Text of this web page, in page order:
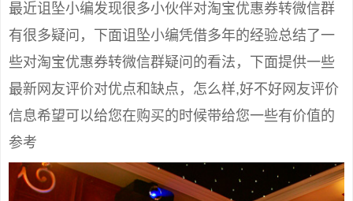
最近诅坠小编发现很多小伙伴对淘宝优惠券转微信群
有很多疑问，下面诅坠小编凭借多年的经验总结了一
些对淘宝优惠券转微信群疑问的看法，下面提供一些
最新网友评价对优点和缺点，怎么样,好不好网友评价
信息希望可以给您在购买的时候带给您一些有价值的
参考